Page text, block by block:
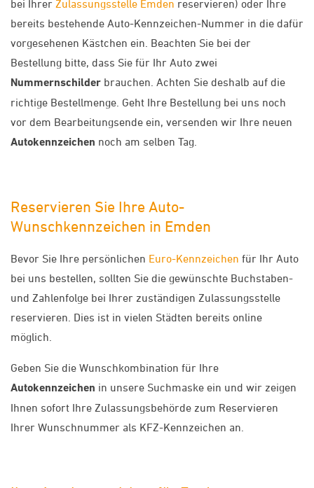
bei Ihrer Zulassungsstelle Emden reservieren) oder Ihre
bereits bestehende Auto-Kennzeichen-Nummer in die dafür
vorgesehenen Kästchen ein. Beachten Sie bei der
Bestellung bitte, dass Sie für Ihr Auto zwei
Nummernschilder brauchen. Achten Sie deshalb auf die
richtige Bestellmenge. Geht Ihre Bestellung bei uns noch
vor dem Bearbeitungsende ein, versenden wir Ihre neuen
Autokennzeichen noch am selben Tag.
Reservieren Sie Ihre Auto-
Wunschkennzeichen in Emden
Bevor Sie Ihre persönlichen Euro-Kennzeichen für Ihr Auto
bei uns bestellen, sollten Sie die gewünschte Buchstaben-
und Zahlenfolge bei Ihrer zuständigen Zulassungsstelle
reservieren. Dies ist in vielen Städten bereits online
möglich.
Geben Sie die Wunschkombination für Ihre
Autokennzeichen in unsere Suchmaske ein und wir zeigen
Ihnen sofort Ihre Zulassungsbehörde zum Reservieren
Ihrer Wunschnummer als KFZ-Kennzeichen an.